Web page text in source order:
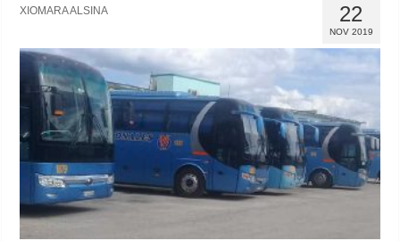
22
NOV 2019
XIOMARA ALSINA